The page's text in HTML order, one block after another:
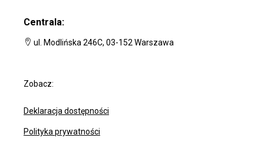
Centrala:
ul. Modlińska 246C, 03-152 Warszawa
Zobacz:
Deklaracja dostępności
Polityka prywatności